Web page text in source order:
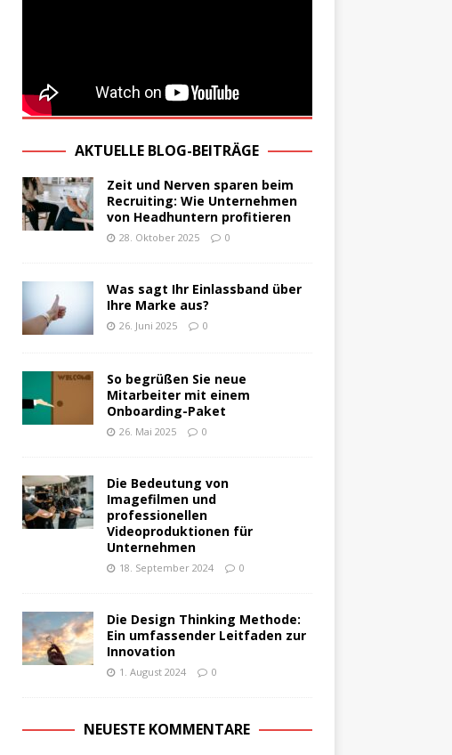
AKTUELLE BLOG-BEITRÄGE
Zeit und Nerven sparen beim
Recruiting: Wie Unternehmen
von Headhuntern profitieren
28. Oktober 2025 0
Was sagt Ihr Einlassband über
Ihre Marke aus?
26. Juni 2025 0
So begrüßen Sie neue
Mitarbeiter mit einem
Onboarding-Paket
26. Mai 2025 0
Die Bedeutung von
Imagefilmen und
professionellen
Videoproduktionen für
Unternehmen
18. September 2024 0
Die Design Thinking Methode:
Ein umfassender Leitfaden zur
Innovation
1. August 2024 0
NEUESTE KOMMENTARE